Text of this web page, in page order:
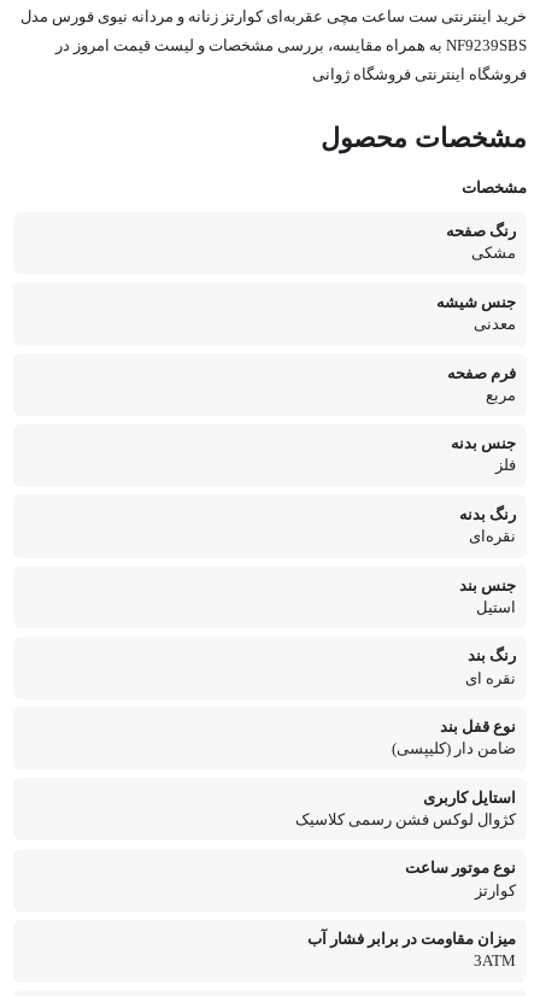
خرید اینترنتی ست ساعت مچی عقربه‌ای کوارتز زنانه و مردانه نیوی فورس مدل
NF9239SBS به همراه مقایسه، بررسی مشخصات و لیست قیمت امروز در
فروشگاه اینترنتی فروشگاه ژوانی
مشخصات محصول
مشخصات
رنگ صفحه
مشکی
جنس شیشه
معدنی
فرم صفحه
مربع
جنس بدنه
فلز
رنگ بدنه
نقره‌ای
جنس بند
استیل
رنگ بند
نقره ای
نوع قفل بند
ضامن دار (کلیپسی)
استایل کاربری
کژوال لوکس فشن رسمی کلاسیک
نوع موتور ساعت
کوارتز
میزان مقاومت در برابر فشار آب
3ATM